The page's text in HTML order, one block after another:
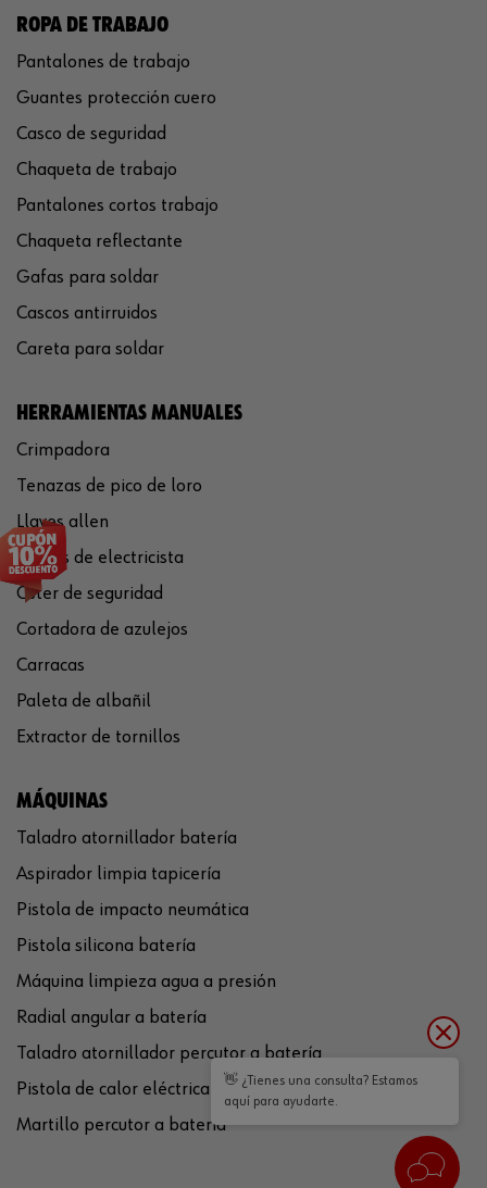
ROPA DE TRABAJO
Pantalones de trabajo
Guantes protección cuero
Casco de seguridad
Chaqueta de trabajo
Pantalones cortos trabajo
Chaqueta reflectante
Gafas para soldar
Cascos antirruidos
Careta para soldar
HERRAMIENTAS MANUALES
Crimpadora
Tenazas de pico de loro
Llaves allen
Tijeras de electricista
Cúter de seguridad
Cortadora de azulejos
Carracas
Paleta de albañil
Extractor de tornillos
MÁQUINAS
Taladro atornillador batería
Aspirador limpia tapicería
Pistola de impacto neumática
Pistola silicona batería
Máquina limpieza agua a presión
Radial angular a batería
Taladro atornillador percutor a batería
Pistola de calor eléctrica
Martillo percutor a batería
👋 ¿Tienes una consulta? Estamos
aquí para ayudarte.